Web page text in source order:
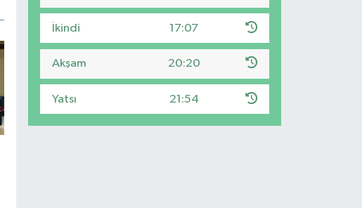
İkindi 17:07
Akşam 20:20
Yatsı 21:54